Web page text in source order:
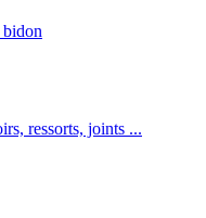
ressorts, joints ...